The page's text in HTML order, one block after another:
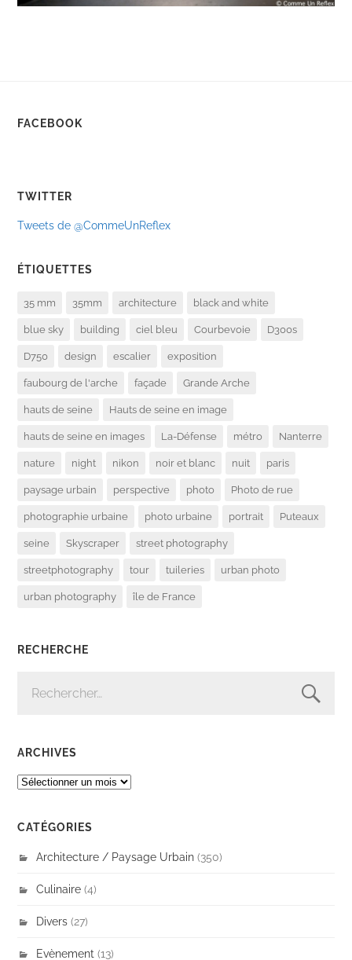
FACEBOOK
TWITTER
Tweets de @CommeUnReflex
ÉTIQUETTES
35 mm 35mm architecture black and white
blue sky building ciel bleu Courbevoie D300s
D750 design escalier exposition
faubourg de l'arche façade Grande Arche
hauts de seine Hauts de seine en image
hauts de seine en images La-Défense métro Nanterre
nature night nikon noir et blanc nuit paris
paysage urbain perspective photo Photo de rue
photographie urbaine photo urbaine portrait Puteaux
seine Skyscraper street photography
streetphotography tour tuileries urban photo
urban photography île de France
RECHERCHE
ARCHIVES
ARCHIVES
CATÉGORIES
Architecture / Paysage Urbain (350)
Culinaire (4)
Divers (27)
Evènement (13)